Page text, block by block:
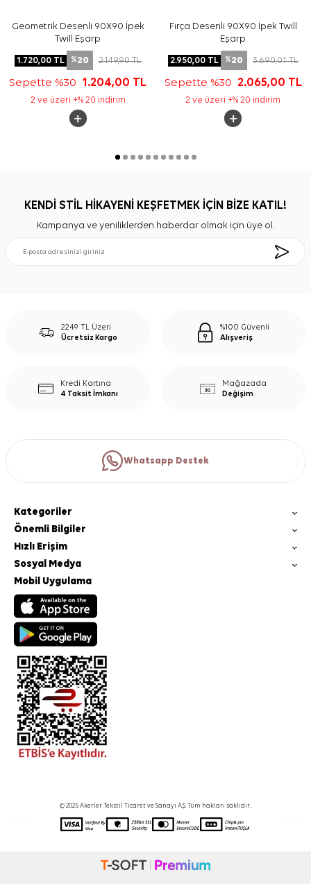
Geometrik Desenli 90X90 İpek
Twill Eşarp
1.720,00TL %20 2.149,90TL
Sepette %30 1.204,00 TL
2 ve üzeri +% 20 indirim
Fırça Desenli 90X90 İpek Twill
Eşarp
2.950,00TL %20 3.690,01TL
Sepette %30 2.065,00 TL
2 ve üzeri +% 20 indirim
KENDİ STİL HİKAYENİ KEŞFETMEK İÇİN BİZE KATIL!
Kampanya ve yeniliklerden haberdar olmak için üye ol.
2249 TL Üzeri
Ücretsiz Kargo
%100 Güvenli
Alışveriş
Kredi Kartına
4 Taksit İmkanı
Mağazada
Değişim
Whatsapp Destek
Kategoriler
Önemli Bilgiler
Hızlı Erişim
Sosyal Medya
Mobil Uygulama
© 2025 Akerler Tekstil Ticaret ve Sanayi A.Ş. Tüm hakları saklıdır.